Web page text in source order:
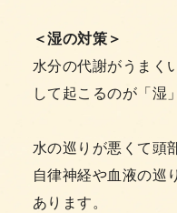
＜湿の対策＞
水分の代謝がうまく
して起こるのが「湿
水の巡りが悪くて頭
自律神経や血液の巡
あります。